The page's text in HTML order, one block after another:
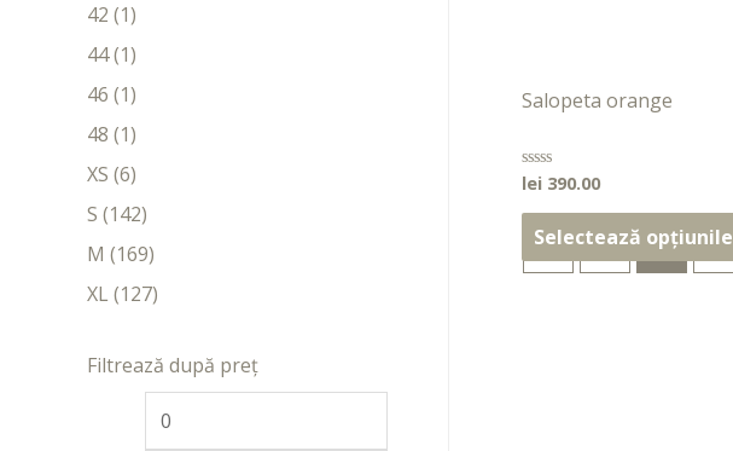
42 (1)
44(1)
46 (1)
48 (1)
XS (6)
S (142)
M (169)
XL (127)
Filtrează după preț
Salopeta orange
Evaluat
0
din
lei 390.00
Selectează opțiunile
← 1 2 3